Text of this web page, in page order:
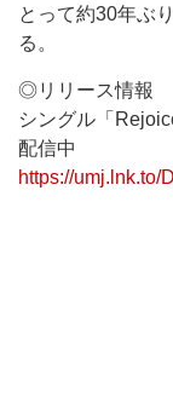
とって約30年ぶ
る。
◎リリース情報
シングル「
配信中
https://umj.lnk.to/